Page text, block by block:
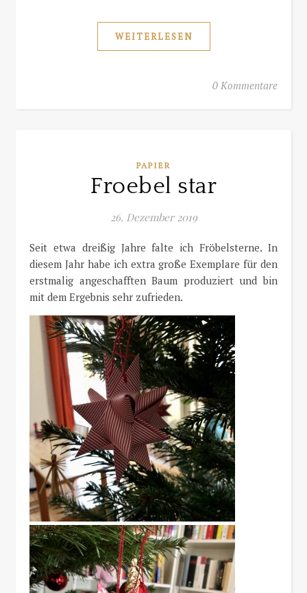
WEITERLESEN
0 Kommentare
PAPIER
Froebel star
26. Dezember 2019
Seit etwa dreißig Jahre falte ich Fröbelsterne. In
diesem Jahr habe ich extra große Exemplare für den
erstmalig angeschafften Baum produziert und bin
mit dem Ergebnis sehr zufrieden.